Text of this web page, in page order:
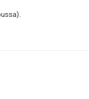
tuote on taas varastossa